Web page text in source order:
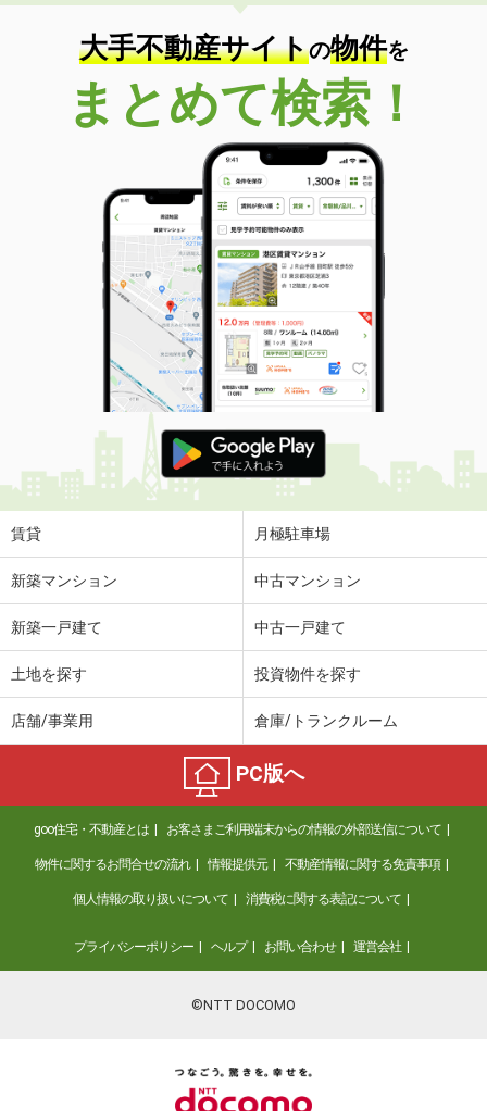
大手不動産サイトの物件を
まとめて検索！
賃貸 月極駐車場
新築マンション 中古マンション
新築一戸建て 中古一戸建て
土地を探す 投資物件を探す
店舗/事業用 倉庫/トランクルーム
PC版へ
goo住宅・不動産とは お客さまご利用端末からの情報の外部送信について
物件に関するお問合せの流れ 情報提供元 不動産情報に関する免責事項
個人情報の取り扱いについて 消費税に関する表記について
プライバシーポリシー ヘルプ お問い合わせ 運営会社
©NTT DOCOMO